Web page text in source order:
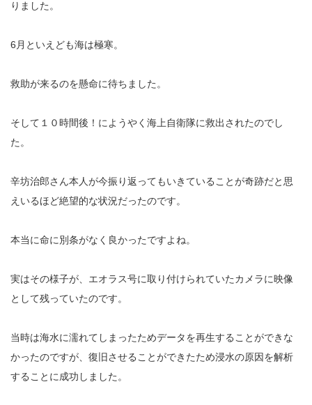
りました。
6月といえども海は極寒。
救助が来るのを懸命に待ちました。
そして１０時間後！にようやく海上自衛隊に救出されたのでし
た。
辛坊治郎さん本人が今振り返ってもいきていることが奇跡だと思
えいるほど絶望的な状況だったのです。
本当に命に別条がなく良かったですよね。
実はその様子が、エオラス号に取り付けられていたカメラに映像
として残っていたのです。
当時は海水に濡れてしまったためデータを再生することができな
かったのですが、復旧させることができたため浸水の原因を解析
することに成功しました。